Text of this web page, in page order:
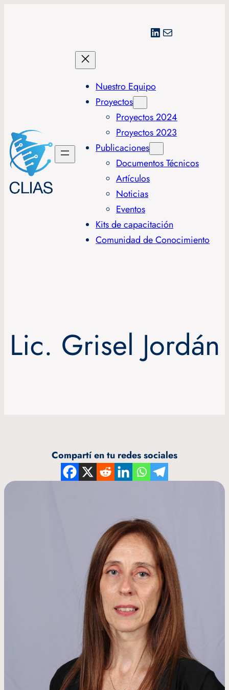
LinkedIn
Correo electrónico
Nuestro Equipo
Proyectos
Proyectos 2024
Proyectos 2023
Publicaciones
Documentos Técnicos
Artículos
Noticias
Eventos
Kits de capacitación
Comunidad de Conocimiento
Lic. Grisel Jordán
Compartí en tu redes sociales